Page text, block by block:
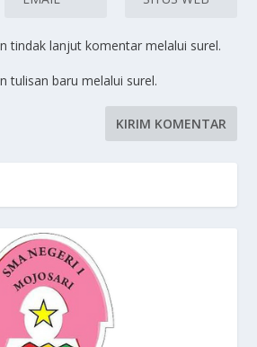
tindak lanjut komentar melalui surel.
tulisan baru melalui surel.